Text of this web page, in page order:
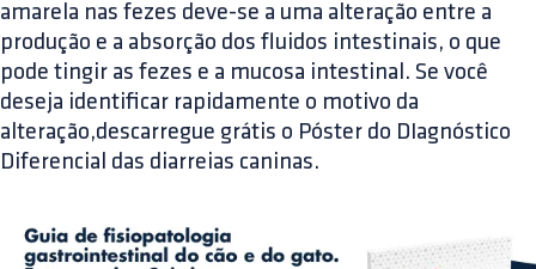
amarela nas fezes deve-se a uma alteração entre a
produção e a absorção dos fluidos intestinais, o que
pode tingir as fezes e a mucosa intestinal. Se você
deseja identificar rapidamente o motivo da
alteração,descarregue grátis o Póster do DIagnóstico
Diferencial das diarreias caninas.